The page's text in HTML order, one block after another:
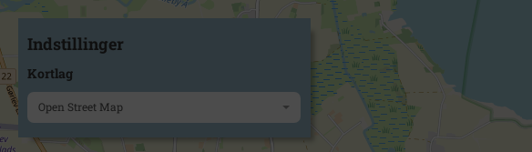
Indstillinger
Kortlag
Open Street Map